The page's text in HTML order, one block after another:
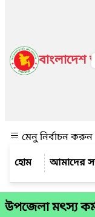
বাংলাদেশ
মেনু নির্বাচন করুন
আমাদের
উপজেলা মৎস্য